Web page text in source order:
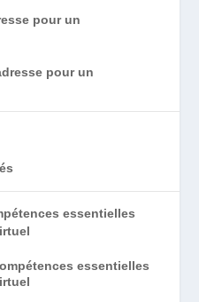
pour un
essentielles